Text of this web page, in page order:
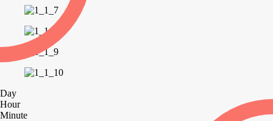
Day
Hour
Minute